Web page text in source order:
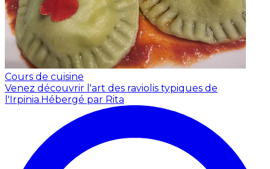
Cours de cuisine
Venez découvrir l'art des raviolis typiques de
l'Irpinia.Hébergé par Rita